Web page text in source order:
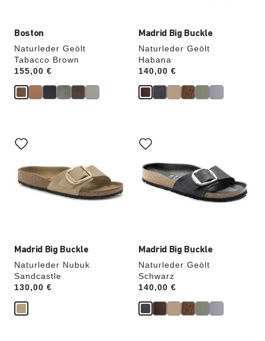
Boston
Naturleder Geölt
Tabacco Brown
Price:
155,00 €
Madrid Big Buckle
Naturleder Geölt
Habana
Price:
140,00 €
Madrid Big Buckle
Naturleder Nubuk
Sandcastle
Price:
130,00 €
Anklicken
der
werden
die
Produktbilder
Madrid Big Buckle
Naturleder Geölt
Schwarz
Price:
140,00 €
Anklicken
der
Farben
werden
die
Produktbilder